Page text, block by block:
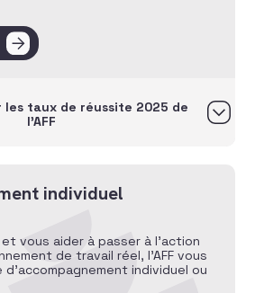
les taux de réussite 2025 de
l’AFF
individuel
vous aider à passer à l’action
de travail réel, l’AFF vous
individuel ou